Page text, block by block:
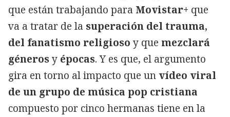
que están trabajando para Movistar+ que
va a tratar de la superación del trauma,
del fanatismo religioso y que mezclará
génerosy épocas. Y es que, el argumento
gira en torno al impacto que un vídeo viral
de un grupo de música pop cristiana
compuesto por cinco hermanas tiene en la